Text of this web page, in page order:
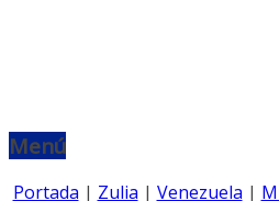
Menú
Portada | Zulia | Venezuela |